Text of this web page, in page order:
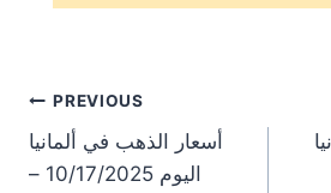
PREVIOUS
أسعار الذهب في ألمانيا
اليوم 10/17/2025 –